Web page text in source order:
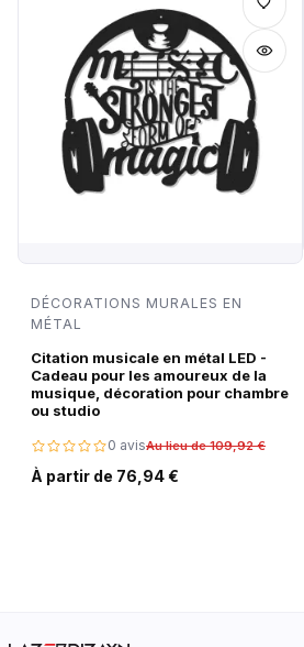
DÉCORATIONS MURALES EN
MÉTAL
Citation musicale en métal LED -
Cadeau pour les amoureux de la
musique, décoration pour chambre
ou studio
0 avisAu lieu de 109,92 €
À partir de 76,94 €